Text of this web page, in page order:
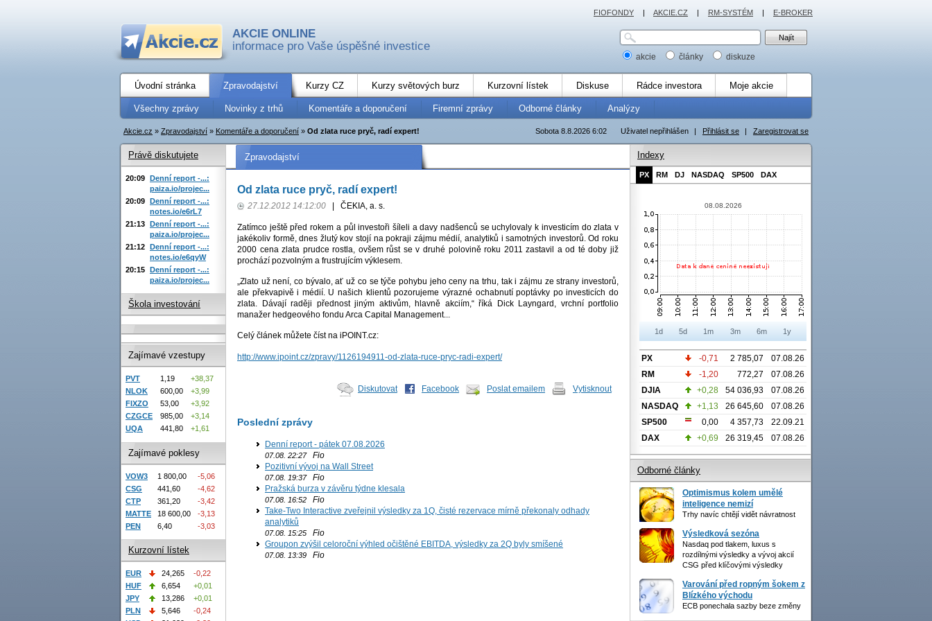
AKCIE ONLINE
informace pro Vaše úspěšné investice
akcie články diskuze
Úvodní stránka Zpravodajství Kurzy CZ Kurzy světových burz Kurzovní lístek Diskuse Rádce investora Moje akcie
Všechny zprávy Novinky z trhů Komentáře a doporučení Firemní zprávy Odborné články Analýzy
Uživatel nepřihlášen | Přihlásit se | Zaregistrovat se
Sobota 8.8.2026 6:02
Akcie.cz » Zpravodajství » Komentáře a doporučení » Od zlata ruce pryč, radí expert!
Zpravodajství
Od zlata ruce pryč, radí expert!
27.12.2012 14:12:00 ČEKIA, a. s.
Zatímco ještě před rokem a půl investoři šíleli a davy nadšenců se uchylovaly k investicím do zlata v
jakékoliv formě, dnes žlutý kov stojí na pokraji zájmu médií, analytiků i samotných investorů. Od roku
2000 cena zlata prudce rostla, ovšem růst se v druhé polovině roku 2011 zastavil a od té doby již
prochází pozvolným a frustrujícím výklesem.
„Zlato už není, co bývalo, ať už co se týče pohybu jeho ceny na trhu, tak i zájmu ze strany investorů,
ale překvapivě i médií. U našich klientů pozorujeme výrazné ochabnutí poptávky po investicích do
zlata. Dávají raději přednost jiným aktivům, hlavně akciím,“ říká Dick Layngard, vrchní portfolio
manažer hedgeového fondu Arca Capital Management...
Celý článek můžete číst na iPOINT.cz:
http://www.ipoint.cz/zpravy/1126194911-od-zlata-ruce-pryc-radi-expert/
Diskutovat Facebook Poslat emailem Vytisknout
Poslední zprávy
Denní report - pátek 07.08.2026
07.08. 22:27Fio
Pozitivní vývoj na Wall Street
07.08. 19:37Fio
Pražská burza v závěru týdne klesala
07.08. 16:52 Fio
Take-Two Interactive zveřejnil výsledky za 1Q, čisté rezervace mírně překonaly odhady
analytiků
07.08. 15:25 Fio
Groupon zvýšil celoroční výhled očištěné EBITDA, výsledky za 2Q byly smíšené
07.08. 13:39 Fio
Právě diskutujete
20:09 Denní report -...:
paiza.io/projec...
20:09 Denní report -...:
notes.io/e6rL7
21:13 Denní report -...:
paiza.io/projec...
21:12 Denní report -...:
notes.io/e6qyW
20:15 Denní report -...:
paiza.io/projec...
Škola investování
Zajímavé vzestupy
PVT 1,19
+38,37
NLOK
600,00
+3,99
FIXZO
53,00
+3,92
CZGCE
985,00
+3,14
UQA
441,80 +1,61
Zajímavé poklesy
VOW3 1 800,00
-5,06
CSG
441,60
-4,62
CTP
361,20
-3,42
MATTE
18 600,00
-3,13
PEN
6,40 -3,03
Kurzovní lístek
EUR 24,265
-0,22
HUF
6,654
+0,01
JPY
13,286
+0,01
PLN
5,646
-0,24
Indexy
PX RM DJ NASDAQ SP500 DAX
08.08.2026
1d 5d 1m 3m 6m 1y
PX -0,71 2 785,07
07.08.26
RM
-1,20 772,27
07.08.26
DJIA
+0,28 54 036,93
07.08.26
NASDAQ
+1,13 26 645,60
07.08.26
SP500
0,00 4 357,73
22.09.21
DAX
+0,69 26 319,45 07.08.26
Odborné články
Optimismus kolem umělé
inteligence nemizí
Trhy navíc chtějí vidět návratnost
Výsledková sezóna
Nasdaq pod tlakem, luxus s
rozdílnými výsledky a vývoj akcií
CSG před klíčovými výsledky
Varování před ropným šokem z
Blízkého východu
ECB ponechala sazby beze změny
FIOFONDY | AKCIE.CZ | RM-SYSTÉM | E-BROKER